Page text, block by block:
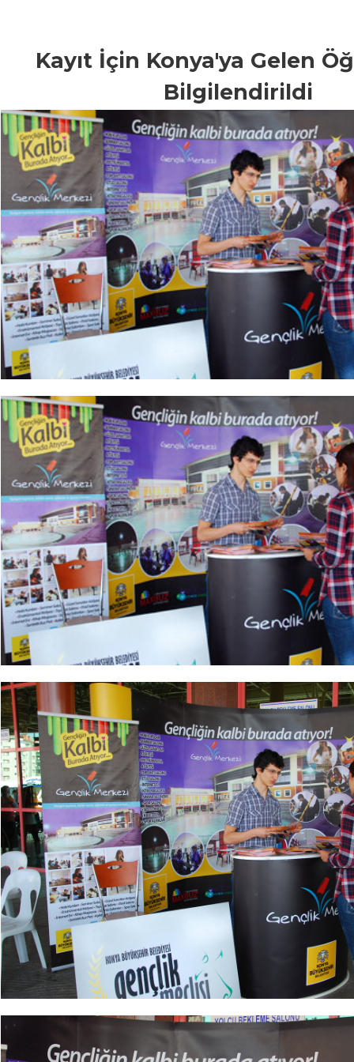
Kayıt İçin Konya'ya Gelen
Bilgilendirildi